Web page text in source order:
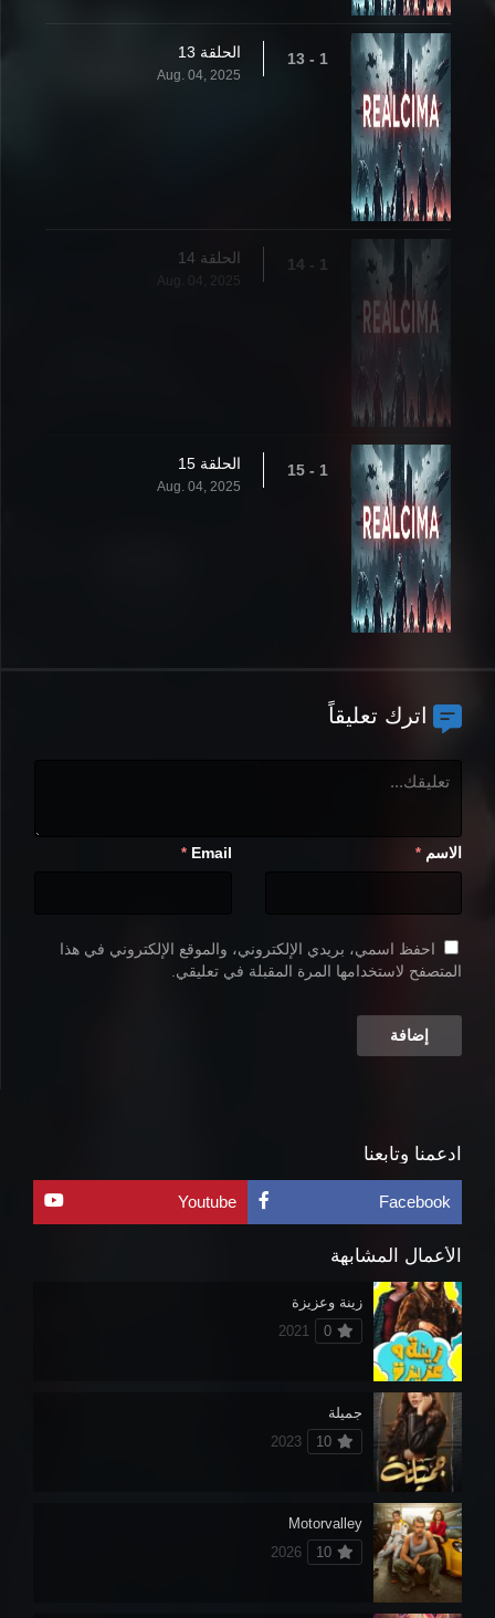
1 - 13 الحلقة 13
Aug. 04, 2025
1 - 14 الحلقة 14
Aug. 04, 2025
1 - 15 الحلقة 15
Aug. 04, 2025
اترك تعليقاً
الاسم *
Email
*
احفظ اسمي، بريدي الإلكتروني، والموقع الإلكتروني في هذا
المتصفح لاستخدامها المرة المقبلة في تعليقي.
ادعمنا وتابعنا
Facebook
Youtube
الأعمال المشابهة
زينة وعزيزة
0
2021
جميلة
10
2023
Motorvalley
10
2026